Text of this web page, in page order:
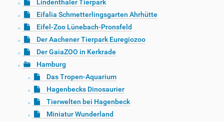
Lindenthaler Tierpark
Eifalia Schmetterlingsgarten Ahrhütte
Eifel-Zoo Lünebach-Pronsfeld
Der Aachener Tierpark Euregiozoo
Der GaiaZOO in Kerkrade
Hamburg
Das Tropen-Aquarium
Hagenbecks Dinosaurier
Tierwelten bei Hagenbeck
Miniatur Wunderland